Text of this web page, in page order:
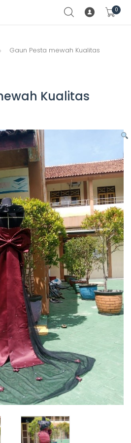
0
Gaun Pesta mewah Kualitas
Kualitas